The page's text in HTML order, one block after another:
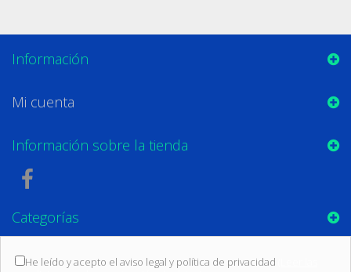
Información
Mi cuenta
Información sobre la tienda
Categorías
He leído y acepto el aviso legal y política de privacidad